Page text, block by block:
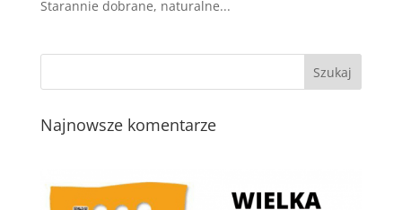
Starannie dobrane, naturalne...
Najnowsze komentarze